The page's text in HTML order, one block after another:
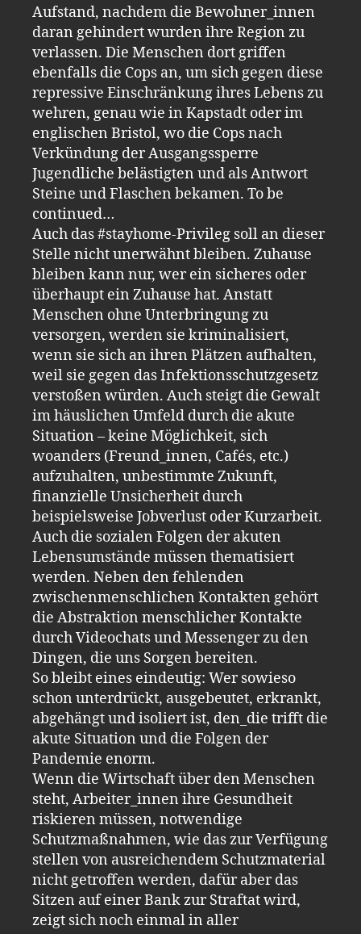
Aufstand, nachdem die Bewohner_innen
daran gehindert wurden ihre Region zu
verlassen. Die Menschen dort griffen
ebenfalls die Cops an, um sich gegen diese
repressive Einschränkung ihres Lebens zu
wehren, genau wie in Kapstadt oder im
englischen Bristol, wo die Cops nach
Verkündung der Ausgangssperre
Jugendliche belästigten und als Antwort
Steine und Flaschen bekamen. To be
continued…
Auch das #stayhome-Privileg soll an dieser
Stelle nicht unerwähnt bleiben. Zuhause
bleiben kann nur, wer ein sicheres oder
überhaupt ein Zuhause hat. Anstatt
Menschen ohne Unterbringung zu
versorgen, werden sie kriminalisiert,
wenn sie sich an ihren Plätzen aufhalten,
weil sie gegen das Infektionsschutzgesetz
verstoßen würden. Auch steigt die Gewalt
im häuslichen Umfeld durch die akute
Situation – keine Möglichkeit, sich
woanders (Freund_innen, Cafés, etc.)
aufzuhalten, unbestimmte Zukunft,
finanzielle Unsicherheit durch
beispielsweise Jobverlust oder Kurzarbeit.
Auch die sozialen Folgen der akuten
Lebensumstände müssen thematisiert
werden. Neben den fehlenden
zwischenmenschlichen Kontakten gehört
die Abstraktion menschlicher Kontakte
durch Videochats und Messenger zu den
Dingen, die uns Sorgen bereiten.
So bleibt eines eindeutig: Wer sowieso
schon unterdrückt, ausgebeutet, erkrankt,
abgehängt und isoliert ist, den_die trifft die
akute Situation und die Folgen der
Pandemie enorm.
Wenn die Wirtschaft über den Menschen
steht, Arbeiter_innen ihre Gesundheit
riskieren müssen, notwendige
Schutzmaßnahmen, wie das zur Verfügung
stellen von ausreichendem Schutzmaterial
nicht getroffen werden, dafür aber das
Sitzen auf einer Bank zur Straftat wird,
zeigt sich noch einmal in aller